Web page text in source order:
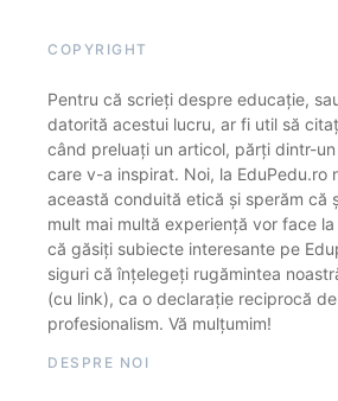
COPYRIGHT
Pentru că scrieți despre educație,
datorită acestui lucru, ar fi util să
când preluați un articol, părți dintr-
care v-a inspirat. Noi, la EduPedu.ro
această conduită etică și sperăm că
mult mai multă experiență vor face
că găsiți subiecte interesante pe
siguri că înțelegeți rugămintea
(cu link), ca o declarație reciprocă
profesionalism. Vă mulțumim!
DESPRE NOI